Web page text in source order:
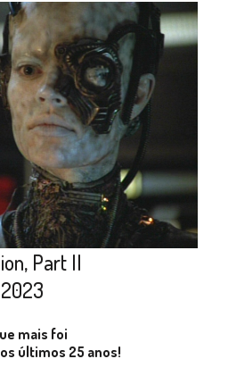
Part II
mais foi
últimos 25 anos!